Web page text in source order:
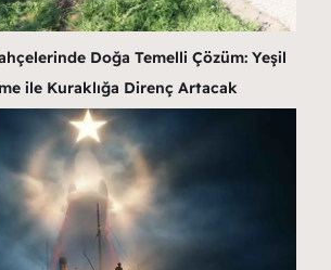
Doğa Temelli Çözüm: Yeşil
ile Kuraklığa Direnç Artacak